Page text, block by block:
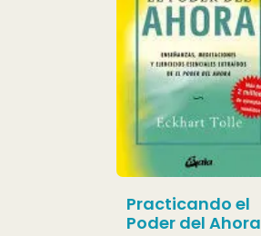
Practicando el
Poder del Ahora